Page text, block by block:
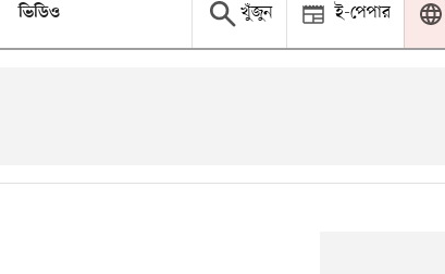
ভিডিও খুঁজুন ই-পেপার